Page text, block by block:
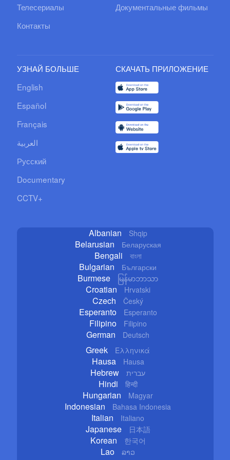
Телесериалы
Документальные фильмы
Контакты
УЗНАЙ БОЛЬШЕ
English
Español
Français
العربية
Русский
Documentary
CCTV+
СКАЧАТЬ ПРИЛОЖЕНИЕ
Albanian Shqip
Belarusian Беларуская
Bengali বাংলা
Bulgarian Български
Burmese မြန်မာဘာသာ
Croatian Hrvatski
Czech Český
Esperanto Esperanto
Filipino Filipino
German Deutsch
Greek Ελληνικά
Hausa Hausa
Hebrew עברית
Hindi हिन्दी
Hungarian Magyar
Indonesian Bahasa Indonesia
Italian Italiano
Japanese 日本語
Korean 한국어
Lao ລາວ